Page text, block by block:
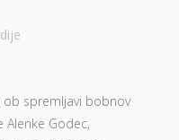
ob spremljavi bobnov
Alenke Godec,